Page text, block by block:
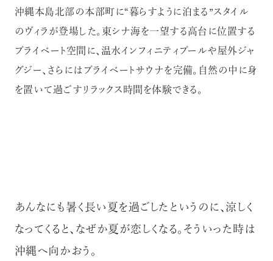
沖縄本島北部の本部町に“暮らすように泊まる”スタイル
のヴィラが登場した。東シナ海を一望する高台に位置する
プライベート空間に、温水インフィニティプールや屋外ジャ
グジー、さらにはプライベートサウナを完備。自然の中に身
を置いて過ごすリラックス時間を体験できる。
あんなにも暑く長い夏を過ごしたというのに、涼しく
なってくると、なぜか夏が恋しくなる。そういった時は
沖縄へ向かおう。